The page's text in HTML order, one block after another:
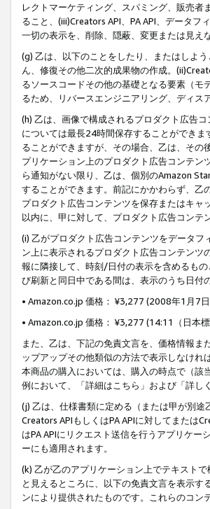
レクトマーケティング、スパミング、販売
ること、(iii)Creators API、PA API、データ
一切の表示を、削除、隠蔽、変更または見え
(g) 乙は、以下のことをしたり、またはしよ
ん、修復その他二次的成果物の作成。
るソースコードその他の基礎となる要素（
るため、リバースエンジニアリング、ディ
(h) 乙は、画像で構成されるプロダクト広告
については最長24時間保存することができ
ることができますが、その場合、乙は、その
プリケーション上のプロダクト広告コンテ
ら通知がない限り、乙は、個別のAmazon
することができます。前記にかかわらず、乙
プロダクト広告コンテンツを保存またはキ
以内に、甲に対して、プロダクト広告コン
(i) 乙がプロダクト広告コンテンツをデータフ
ン上に表示されるプロダクト広告コンテン
報に隣接して、時刻/日付の表示を含めるも
び刷新と同日中である間は、表示のうち日付
• Amazon.co.jp 価格： ¥3,277 (2008年1月
• Amazon.co.jp 価格： ¥3,277 (14:11（日
また、乙は、下記の免責文言を、価格情報
ップアップその他類似の方法で表示しなけ
本商品の購入においては、購入の時点で（該
例において、「詳細はこちら」および「詳し
(j) 乙は、仕様書類に定める（または甲が別
Creators APIもしくはPA APIに対してまたは
はPA APIにリクエスト送信を行うアプリケ
ーにも適用されます。
(k) 乙が乙のアプリケーション上でテキスト
と見えるところに、以下の免責文言を表示
ンにより提供されたものです。これらのコ